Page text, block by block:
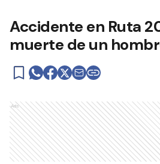
Accidente en Ruta
muerte de un
Ads